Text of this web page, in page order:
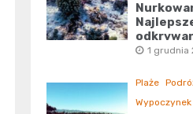
1 grudnia
Plaże